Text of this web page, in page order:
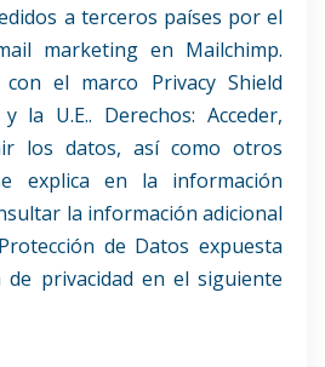
a terceros países por el
marketing en Mailchimp.
el marco Privacy Shield
la U.E.. Derechos: Acceder,
los datos, así como otros
explica en la información
la información adicional
de Datos expuesta
privacidad en el siguiente